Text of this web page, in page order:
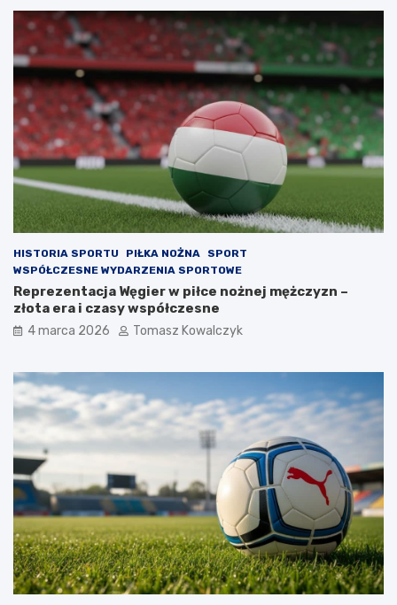
HISTORIA SPORTU PIŁKA NOŻNA
SPORT
WSPÓŁCZESNE WYDARZENIA SPORTOWE
Reprezentacja Węgier w piłce nożnej mężczyzn –
złota era i czasy współczesne
4 marca 2026 Tomasz Kowalczyk